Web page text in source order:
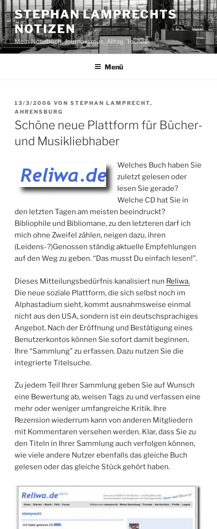
Zum
Inhalt
springen
STEPHAN LAMPRECHTS
NOTIZEN
Mein Notizbuch: Journalismus, Alltag, Technik
Menü
VERÖFFENTLICHT
AM
13/3/2006 VON STEPHAN LAMPRECHT,
AHRENSBURG
Schöne neue Plattform für Bücher-
und Musikliebhaber
Welches Buch haben Sie
zuletzt gelesen oder
lesen Sie gerade?
Welche CD hat Sie in
den letzten Tagen am meisten beeindruckt?
Bibliophile und Bibliomane, zu den letzteren darf ich
mich ohne Zweifel zählen, neigen dazu, ihren
(Leidens-?)Genossen ständig aktuelle Empfehlungen
auf den Weg zu geben. “Das musst Du einfach lesen!”.
Dieses Mitteilungsbedürfnis kanalisiert nun Reliwa.
Die neue soziale Plattform, die sich selbst noch im
Alphastadium sieht, kommt ausnahmsweise einmal
nicht aus den USA, sondern ist ein deutschsprachiges
Angebot. Nach der Eröffnung und Bestätigung eines
Benutzerkontos können Sie sofort damit beginnen,
Ihre “Sammlung” zu erfassen. Dazu nutzen Sie die
integrierte Titelsuche.
Zu jedem Teil Ihrer Sammlung geben Sie auf Wunsch
eine Bewertung ab, weisen Tags zu und verfassen eine
mehr oder weniger umfangreiche Kritik. Ihre
Rezension wiederrum kann von anderen Mitgliedern
mit Kommentaren versehen werden. Klar, dass Sie zu
den Titeln in Ihrer Sammlung auch verfolgen können,
wie viele andere Nutzer ebenfalls das gleiche Buch
gelesen oder das gleiche Stück gehört haben.